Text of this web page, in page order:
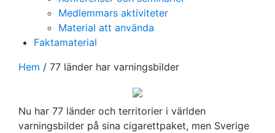
Medlemmars aktiviteter
Material att använda
Faktamaterial
Hem / 77 länder har varningsbilder
Nu har 77 länder och territorier i världen
varningsbilder på sina cigarettpaket, men Sverige